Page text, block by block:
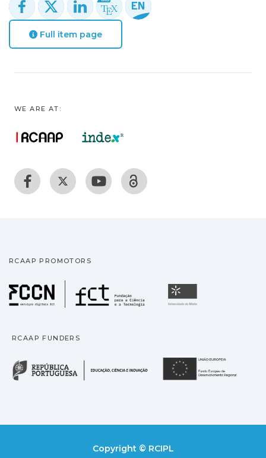
Full item page
WE ARE AT:
RCAAP PROMOTORS
Fundação para a
RCAAP FUNDERS
República Portuguesa
Copyright © RCIPL